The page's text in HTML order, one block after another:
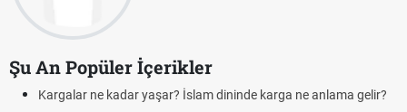
Şu An Popüler İçerikler
Kargalar ne kadar yaşar? İslam dininde karga ne anlama gelir?